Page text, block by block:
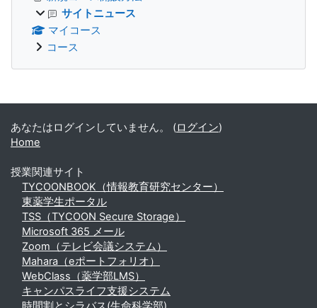
サイトニュース
マイコース
コース
補助ブロック
あなたはログインしていません。 (ログイン)
Home
授業関連サイト
TYCOONBOOK（情報教育研究センター）
東薬学生ポータル
TSS（TYCOON Secure Storage）
Microsoft 365 メール
Zoom（テレビ会議システム）
Mahara（eポートフォリオ）
WebClass（薬学部LMS）
キャンパスライフ支援システム